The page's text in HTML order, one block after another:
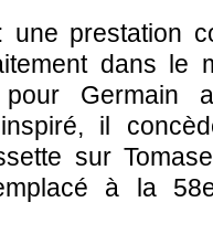
: une prestation
dans le
Germain
il
sur
à la